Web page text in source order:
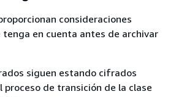
consideraciones
tenga en cuenta antes de archivar
siguen estando cifrados
de transición de la clase